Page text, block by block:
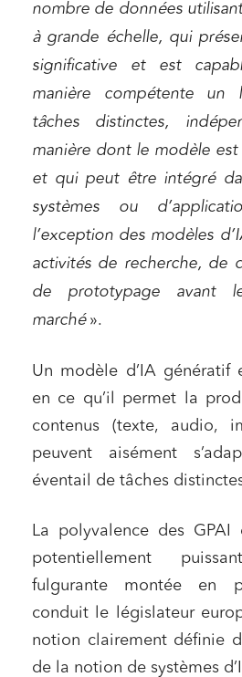
nombre de données
à grande échelle, qui
significative et est
manière compétente un
tâches distinctes,
manière dont le modèle est
et qui peut être intégré
systèmes ou
l’exception des modèles
activités de recherche, de
de prototypage avant
marché».
Un modèle d’IA génératif
en ce qu’il permet la
contenus (texte, audio,
peuvent aisément
éventail de tâches
La polyvalence des
potentiellement
fulgurante montée en
conduit le législateur
notion clairement définie
de la notion de systèmes